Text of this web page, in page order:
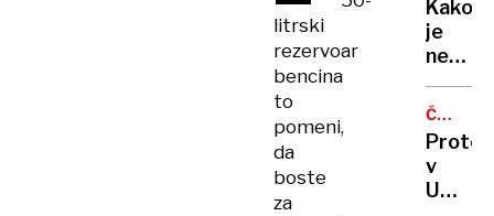
litrski
rezervoar
bencina
to
pomeni,
da
boste
za
Kako
je
ČRNE
v